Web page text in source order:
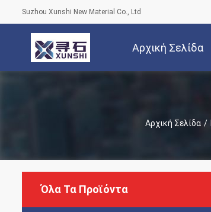
Suzhou Xunshi New Material Co., Ltd
Αρχική Σελίδα
Αρχική Σελίδα /
Όλα Τα Προϊόντα